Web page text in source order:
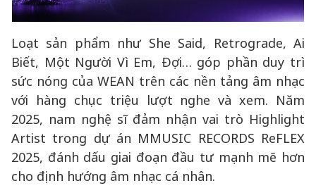
Loạt sản phẩm như She Said, Retrograde, Ai
Biết, Một Người Vì Em, Đợi… góp phần duy trì
sức nóng của WEAN trên các nền tảng âm nhạc
với hàng chục triệu lượt nghe và xem. Năm
2025, nam nghệ sĩ đảm nhận vai trò Highlight
Artist trong dự án MMUSIC RECORDS ReFLEX
2025, đánh dấu giai đoạn đầu tư mạnh mẽ hơn
cho định hướng âm nhạc cá nhân.